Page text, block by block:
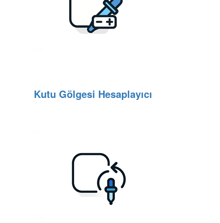
Kutu Gölgesi Hesaplayıcı